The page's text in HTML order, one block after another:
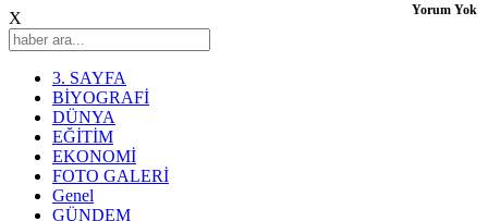
X
3. SAYFA
BİYOGRAFİ
DÜNYA
EĞİTİM
EKONOMİ
FOTO GALERİ
Genel
GÜNDEM
Yorum Yok